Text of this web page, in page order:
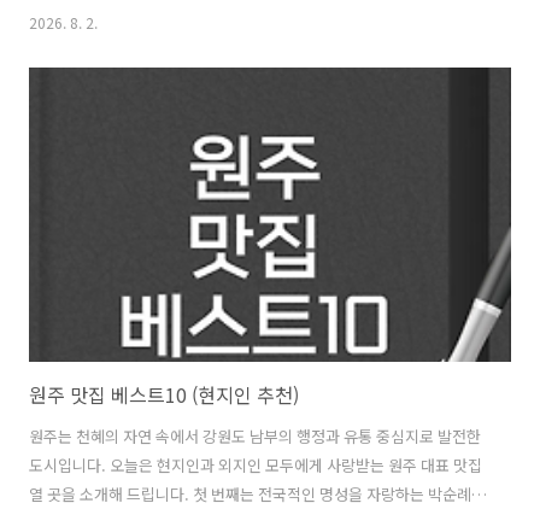
습니다. 2026년 기준으로 53세의 나이가 되었습니다. 청주고등학교를
울대학교 대학원에서 법학 석사 과정을 마쳤습니다. 2000년 4월 1일부
행했습니다. 본관은 능성 구씨이며 현재는 서울특별시 서초구 서초동에
거주하고 있습니다. 그는 오랜 기간 검찰 조직에서 다양한 보직을 수행하
며 경력을 쌓았습니다. 2025년 7월 29일부터 2025년 11월 14일까지 제
2026. 8. 2.
원주 맛집 베스트10 (현지인 추천)
원주는 천혜의 자연 속에서 강원도 남부의 행정과 유통 중심지로 발전한
도시입니다. 오늘은 현지인과 외지인 모두에게 사랑받는 원주 대표 맛집
열 곳을 소개해 드립니다. 첫 번째는 전국적인 명성을 자랑하는 박순례